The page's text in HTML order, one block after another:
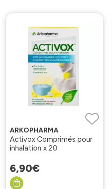
ARKOPHARMA
Activox Comprimés pour
inhalation x 20
6,90€